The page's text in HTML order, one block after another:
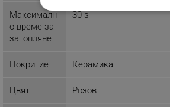
Максималн
о време за
затопляне
30 s
Покритие Керамика
Цвят Розов
СТРОГО НЕОБХОДИМО
ТАРГЕТИРАНЕ